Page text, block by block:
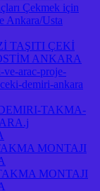
Çekmek için
Ankara/Usta
TAŞITI ÇEKİ
ANKARA
ve-arac-proje-
demiri-ankara
TAKMA-
MONTAJI
MONTAJI